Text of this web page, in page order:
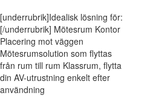
[underrubrik]Idealisk lösning för:
[/underrubrik] Mötesrum Kontor
Placering mot väggen
Mötesrumsolution som flyttas
från rum till rum Klassrum, flytta
din AV-utrustning enkelt efter
användning